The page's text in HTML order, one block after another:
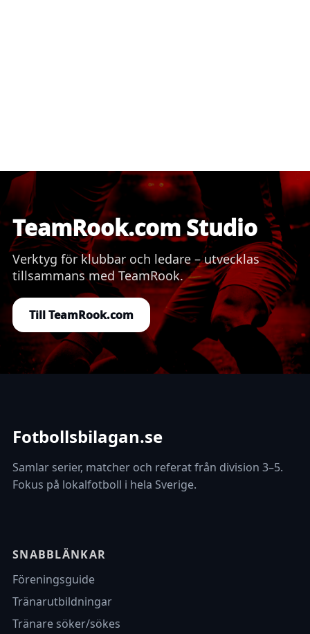
TeamRook.com Studio
Verktyg för klubbar och ledare – utvecklas
tillsammans med TeamRook.
Till TeamRook.com
Fotbollsbilagan.se
Samlar serier, matcher och referat från division 3–5.
Fokus på lokalfotboll i hela Sverige.
SNABBLÄNKAR
Föreningsguide
Tränarutbildningar
Tränare söker/sökes